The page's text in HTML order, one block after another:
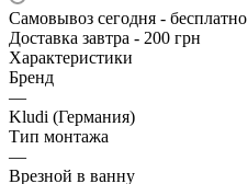
Самовывоз сегодня - бесплатно
Доставка завтра - 200 грн
Характеристики
Бренд
—
Kludi (Германия)
Тип монтажа
—
Врезной в ванну